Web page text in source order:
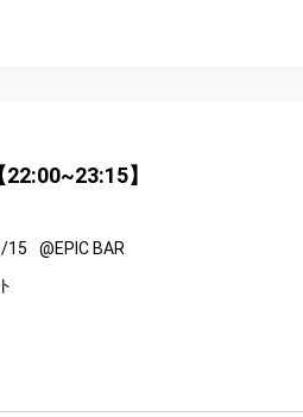
】
15
@EPIC BAR